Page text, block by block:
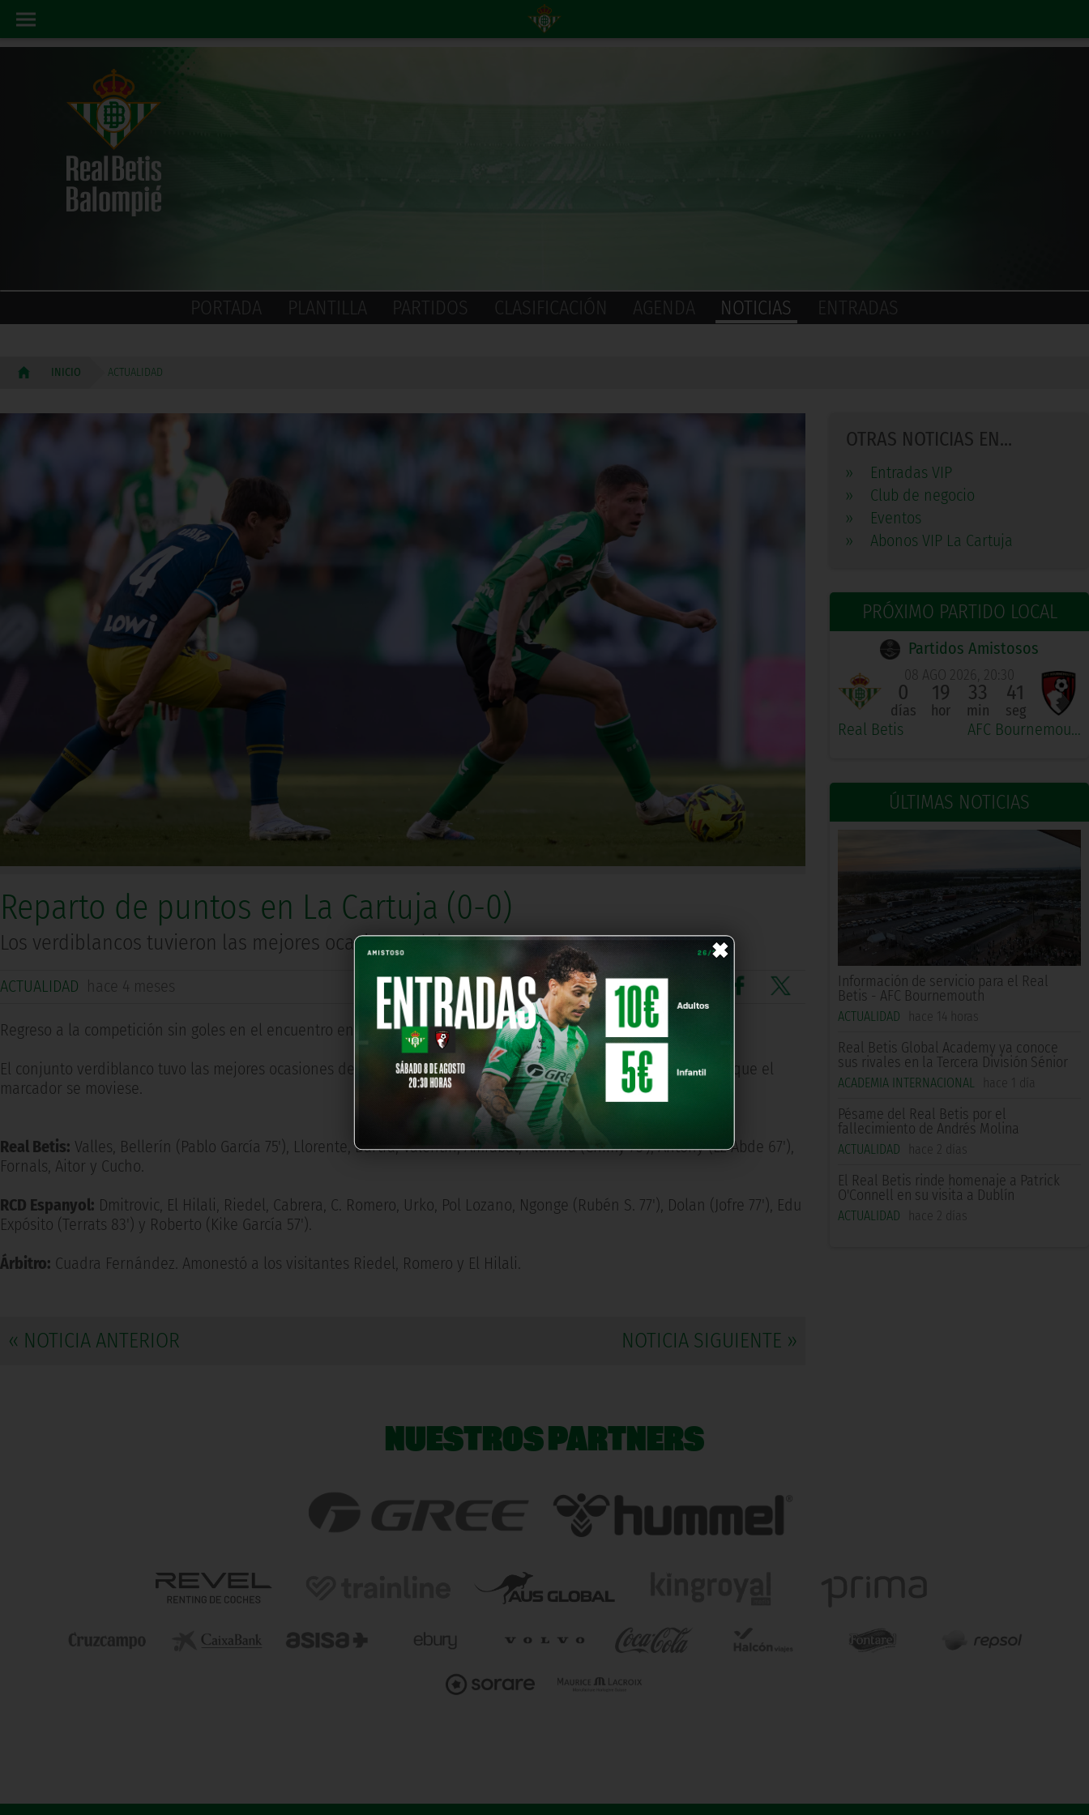
PORTADA PLANTILLA PARTIDOS CLASIFICACIÓN AGENDA NOTICIAS ENTRADAS
×
INICIO ACTUALIDAD
OTRAS NOTICIAS EN...
»
Entradas VIP
»
Club de negocio
»
Eventos
»
Abonos VIP La Cartuja
PRÓXIMO PARTIDO LOCAL
Partidos Amistosos
Real Betis
08 AGO 2026, 20:30
0
días
19
hor
33
min
41
seg
AFC Bournemouth
ÚLTIMAS NOTICIAS
Información de servicio para el Real
Betis - AFC Bournemouth
ACTUALIDAD hace 14 horas
Real Betis Global Academy ya conoce
sus rivales en la Tercera División Sénior
ACADEMIA INTERNACIONAL hace 1 día
Pésame del Real Betis por el
fallecimiento de Andrés Molina
ACTUALIDAD hace 2 días
El Real Betis rinde homenaje a Patrick
O'Connell en su visita a Dublín
ACTUALIDAD hace 2 días
Reparto de puntos en La Cartuja (0-0)
Los verdiblancos tuvieron las mejores ocasiones del encuentro
ACTUALIDAD hace 4 meses Comparte en
Regreso a la competición sin goles en el encuentro entre Real Betis y RCD Espanyol (0-0).
El conjunto verdiblanco tuvo las mejores ocasiones del duelo en La Cartuja, pero el palo y Dmitrovic impidieron que el
marcador se moviese.
Real Betis: Valles, Bellerín (Pablo García 75'), Llorente, Bartra, Valentín, Amrabat, Altimira (Chimy 75'), Antony (Ez Abde 67'),
Fornals, Aitor y Cucho.
RCD Espanyol: Dmitrovic, El Hilali, Riedel, Cabrera, C. Romero, Urko, Pol Lozano, Ngonge (Rubén S. 77'), Dolan (Jofre 77'), Edu
Expósito (Terrats 83') y Roberto (Kike García 57').
Árbitro: Cuadra Fernández. Amonestó a los visitantes Riedel, Romero y El Hilali.
« NOTICIA ANTERIOR NOTICIA SIGUIENTE »
NUESTROS PARTNERS